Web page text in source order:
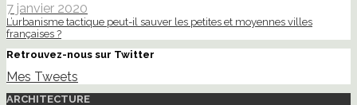
7 janvier 2020
L’urbanisme tactique peut-il sauver les petites et moyennes villes
françaises ?
Retrouvez-nous sur Twitter
Mes Tweets
ARCHITECTURE